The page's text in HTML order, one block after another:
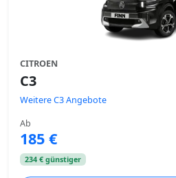
CITROEN
C3
Weitere C3 Angebote
Ab
185 €
234 € günstiger